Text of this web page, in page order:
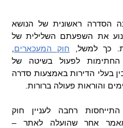
הסדרה ראשונית של הנושא
את השפעתם השלילית של
כך למשל, חוק המעכארים
החתימות לפעול בשיטה של
בעלי הדירות באמצעות סדרה
והוראות פעולה ברורות.
רחבה לעניין חוק
אחר שהועלה לאתר –